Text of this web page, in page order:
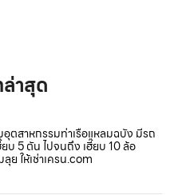
าสุด
ตสาหกรรมท่าเรือแหลมฉบัง มีรถ
ยบ 5 ตัน ไปจนถึง เฮี๊ยบ 10 ล้อ
ให้เช่าเครน.com